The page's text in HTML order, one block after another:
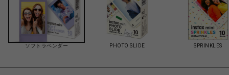
ソフトラベンダー PHOTO SLIDE SPRINKLES